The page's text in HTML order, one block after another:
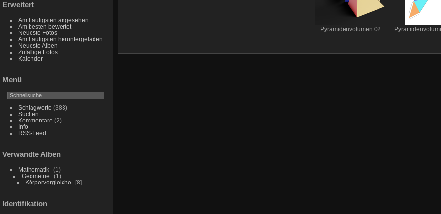
Erweitert
Am häufigsten angesehen
Am besten bewertet
Neueste Fotos
Am häufigsten heruntergeladen
Neueste Alben
Zufällige Fotos
Kalender
Menü
Schlagworte (383)
Suchen
Kommentare (2)
Info
RSS-Feed
Verwandte Alben
Mathematik
1
Geometrie
1
Körpervergleiche
8
Identifikation
Pyramidenvolumen 02